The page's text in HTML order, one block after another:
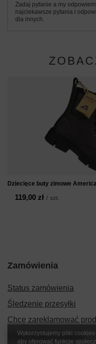
Zadaj pytanie a my
najciekawsze pytania i
dla innych.
Dziecięce buty zimowe
119,00 zł / szt.
Zamówienia
Status zamówienia
Śledzenie przesyłki
Chcę zareklamować
Chcę zwrócić produkt
Wykorzystujemy pliki
aby oferować funkcje